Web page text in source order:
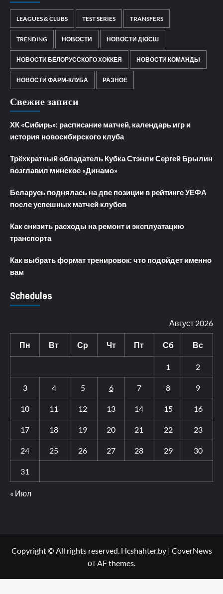
LEAGUES & CLUBS TEST SERIES TRANSFERS
TRENDING НОВОСТИ НОВОСТИ ДЮСШ
НОВОСТИ БЕЛОРУССКОГО ХОККЕЯ НОВОСТИ КОМАНДЫ
НОВОСТИ ФАРМ-КЛУБА РАЗНОЕ
Свежие записи
ХК «Сибирь»: расписание матчей, календарь игр и
история новосибирского клуба
Трёхкратный обладатель Кубка Стэнли Сергей Брылин
возглавил минское «Динамо»
Беларусь поднялась на две позиции в рейтинге УЕФА
после успешных матчей клубов
Как снизить расходы на ремонт и эксплуатацию
транспорта
Как выбрать формат тренировок: что подойдет именно
вам
Schedules
Август 2026
Пн Вт Ср Чт Пт Сб Вс
1 2
3 4 5 6 7 8 9
10 11 12 13 14 15 16
17 18 19 20 21 22 23
24 25 26 27 28 29 30
31
« Июл
Copyright © All rights reserved. Hcshahter.by | CoverNews
от AF themes.